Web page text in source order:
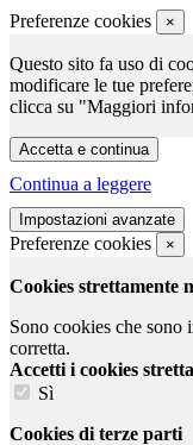
Preferenze cookies ×
Questo sito fa uso di
modificare le tue
clicca su "Maggiori
Continua a leggere
Preferenze cookies ×
Cookies strettamente
Sono cookies che
corretta.
Accetti i cookies
Sì
Cookies di terze parti